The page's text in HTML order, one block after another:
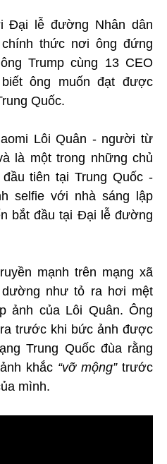
Đại lễ đường Nhân dân
thức nơi ông đứng
Trump cùng 13 CEO
ông muốn đạt được
Quốc.
Lôi Quân - người từ
là một trong những chủ
tiên tại Trung Quốc -
selfie với nhà sáng lập
bắt đầu tại Đại lễ đường
mạnh trên mạng xã
dường như tỏ ra hơi mệt
ảnh của Lôi Quân. Ông
trước khi bức ảnh được
Trung Quốc đùa rằng
khắc “vỡ mộng”trước
mình.